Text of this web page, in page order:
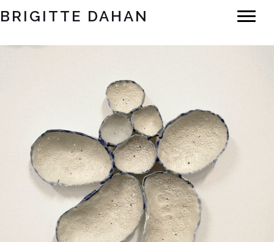
BRIGITTE DAHAN